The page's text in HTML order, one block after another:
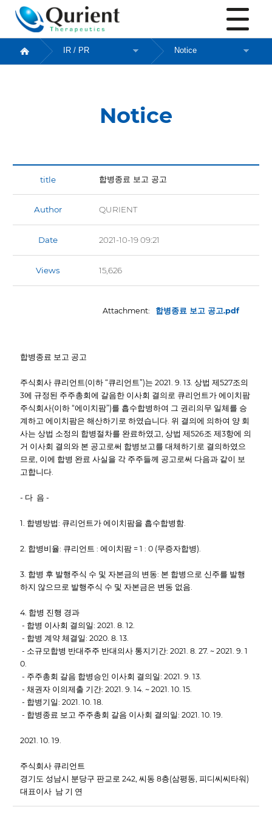
Notice
Notice
합병종료 보고 공고
Author QURIENT
Date 2021-10-19 09:21
Views 15,626
합병종료 보고 공고.pdf
합병종료 보고 공고
주식회사 큐리언트(이하 “큐리언트”)는 2021. 9. 13. 상법 제527조의
3에 규정된 주주총회에 갈음한 이사회 결의로 큐리언트가 에이치팜
주식회사(이하 “에이치팜”)를 흡수합병하여 그 권리의무 일체를 승
계하고 에이치팜은 해산하기로 하였습니다. 위 결의에 의하여 양 회
사는 상법 소정의 합병절차를 완료하였고, 상법 제526조 제3항에 의
거 이사회 결의와 본 공고로써 합병보고를 대체하기로 결의하였으
므로, 이에 합병 완료 사실을 각 주주들께 공고로써 다음과 같이 보
고합니다.
- 다 음 -
1. 합병방법: 큐리언트가 에이치팜을 흡수합병함.
2. 합병비율: 큐리언트 : 에이치팜 = 1 : 0 (무증자합병).
3. 합병 후 발행주식 수 및 자본금의 변동: 본 합병으로 신주를 발행
하지 않으므로 발행주식 수 및 자본금은 변동 없음.
4. 합병 진행 경과
- 합병 이사회 결의일: 2021. 8. 12.
- 합병 계약 체결일: 2020. 8. 13.
- 소규모합병 반대주주 반대의사 통지기간: 2021. 8. 27. ~ 2021. 9. 1
0.
- 주주총회 갈음 합병승인 이사회 결의일: 2021. 9. 13.
- 채권자 이의제출 기간: 2021. 9. 14. ~ 2021. 10. 15.
- 합병기일: 2021. 10. 18.
- 합병종료 보고 주주총회 갈음 이사회 결의일: 2021. 10. 19.
2021. 10. 19.
주식회사 큐리언트
경기도 성남시 분당구 판교로 242, 씨동 8층(삼평동, 피디씨씨타워)
대표이사 남 기 연